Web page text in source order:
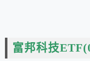
富邦科技